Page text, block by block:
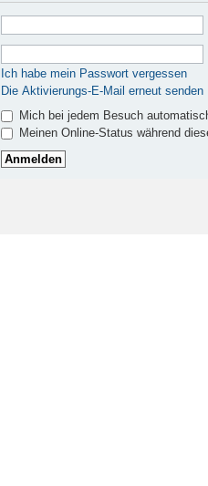
Ich habe mein Passwort vergessen
Die Aktivierungs-E-Mail erneut senden
Mich bei jedem Besuch
Meinen Online-Status während